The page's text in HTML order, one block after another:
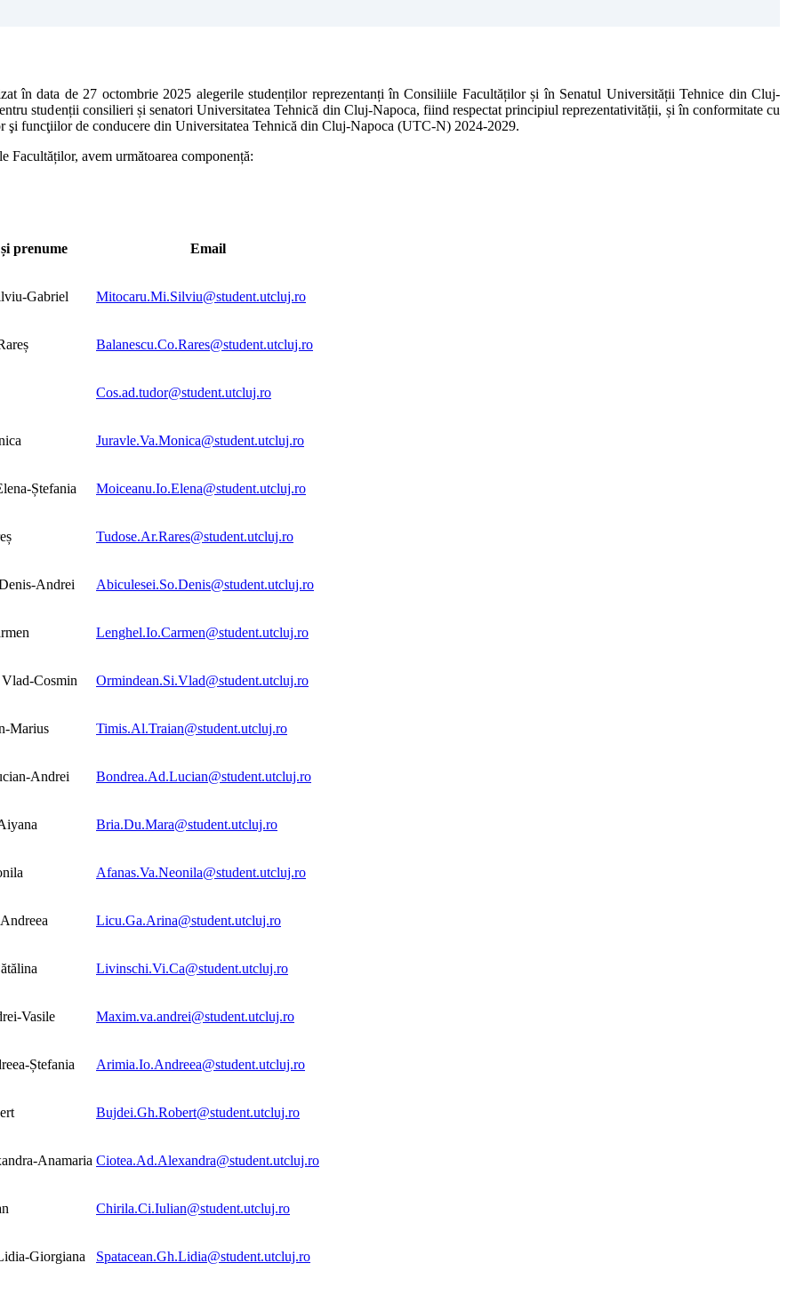
în data de 27 octombrie 2025 alegerile studenților reprezentanți în Consiliile Facultăților și în Senatul Universității Tehnice din Cluj-
studenții consilieri și senatori Universitatea Tehnică din Cluj-Napoca, fiind respectat principiul reprezentativității, și în conformitate cu
şi funcţiilor de conducere din Universitatea Tehnică din Cluj-Napoca (UTC-N) 2024-2029.
avem următoarea componență:
prenume Email
Gabriel Mitocaru.Mi.Silviu@student.utcluj.ro
Balanescu.Co.Rares@student.utcluj.ro
Cos.ad.tudor@student.utcluj.ro
Juravle.Va.Monica@student.utcluj.ro
Ștefania Moiceanu.Io.Elena@student.utcluj.ro
Tudose.Ar.Rares@student.utcluj.ro
Andrei Abiculesei.So.Denis@student.utcluj.ro
Lenghel.Io.Carmen@student.utcluj.ro
Cosmin Ormindean.Si.Vlad@student.utcluj.ro
Marius Timis.Al.Traian@student.utcluj.ro
Andrei Bondrea.Ad.Lucian@student.utcluj.ro
Bria.Du.Mara@student.utcluj.ro
Afanas.Va.Neonila@student.utcluj.ro
Licu.Ga.Arina@student.utcluj.ro
Livinschi.Vi.Ca@student.utcluj.ro
Vasile Maxim.va.andrei@student.utcluj.ro
Ștefania Arimia.Io.Andreea@student.utcluj.ro
Bujdei.Gh.Robert@student.utcluj.ro
Anamaria Ciotea.Ad.Alexandra@student.utcluj.ro
Chirila.Ci.Iulian@student.utcluj.ro
Giorgiana Spatacean.Gh.Lidia@student.utcluj.ro